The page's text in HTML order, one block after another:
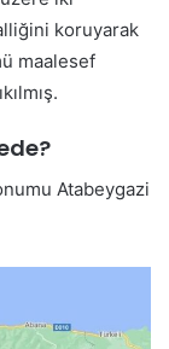
koruyarak
maalesef
Atabeygazi